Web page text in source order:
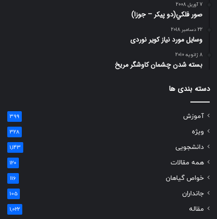
7 آوریل 2008
صور فلكي(دو پیکر – جوزا)
22 دسامبر 2018
وسایل مورد نیاز کویر نوردی
8 ژانویه 2010
بسته شدن چشمان کاوشگر مريخ
دسته بندی ها
آموزش 399
ویژه 328
دانشجویی 1,143
همه مقالات 120
خواص گیاهان 116
جانداران 105
مقاله 1,022